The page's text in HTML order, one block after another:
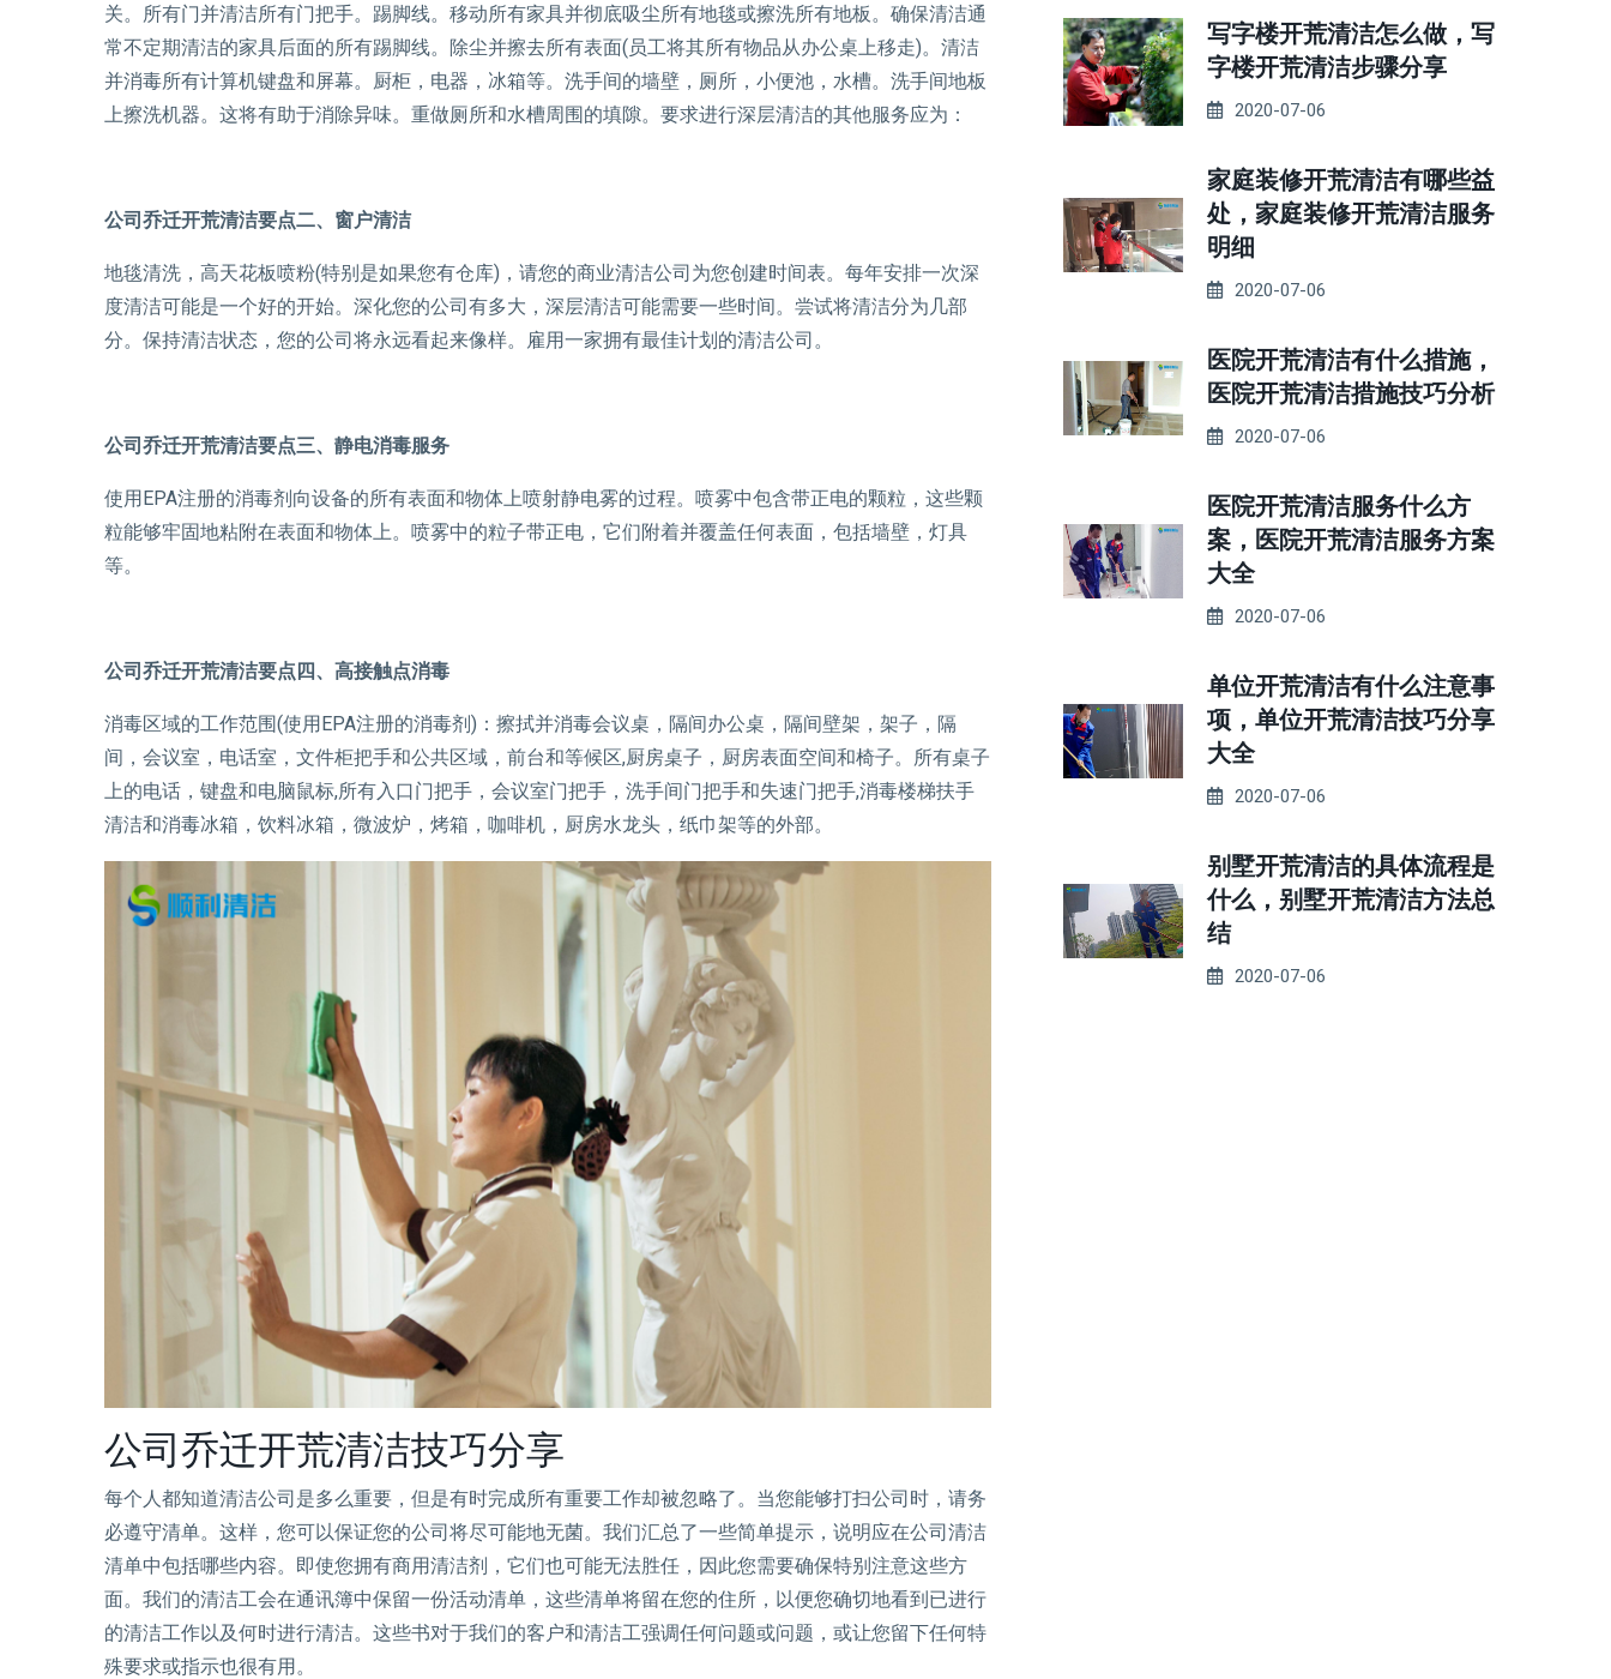
关。所有门并清洁所有门把手。踢脚线。移动所有家具并彻底吸尘所有地毯或擦洗所有地板。确保清洁通
常不定期清洁的家具后面的所有踢脚线。除尘并擦去所有表面(员工将其所有物品从办公桌上移走)。清洁
并消毒所有计算机键盘和屏幕。厨柜，电器，冰箱等。洗手间的墙壁，厕所，小便池，水槽。洗手间地板
上擦洗机器。这将有助于消除异味。重做厕所和水槽周围的填隙。要求进行深层清洁的其他服务应为：
公司乔迁开荒清洁要点二、窗户清洁
地毯清洗，高天花板喷粉(特别是如果您有仓库)，请您的商业清洁公司为您创建时间表。每年安排一次深
度清洁可能是一个好的开始。深化您的公司有多大，深层清洁可能需要一些时间。尝试将清洁分为几部
分。保持清洁状态，您的公司将永远看起来像样。雇用一家拥有最佳计划的清洁公司。
公司乔迁开荒清洁要点三、静电消毒服务
使用EPA注册的消毒剂向设备的所有表面和物体上喷射静电雾的过程。喷雾中包含带正电的颗粒，这些颗
粒能够牢固地粘附在表面和物体上。喷雾中的粒子带正电，它们附着并覆盖任何表面，包括墙壁，灯具
等。
公司乔迁开荒清洁要点四、高接触点消毒
消毒区域的工作范围(使用EPA注册的消毒剂)：擦拭并消毒会议桌，隔间办公桌，隔间壁架，架子，隔
间，会议室，电话室，文件柜把手和公共区域，前台和等候区,厨房桌子，厨房表面空间和椅子。所有桌子
上的电话，键盘和电脑鼠标,所有入口门把手，会议室门把手，洗手间门把手和失速门把手,消毒楼梯扶手
清洁和消毒冰箱，饮料冰箱，微波炉，烤箱，咖啡机，厨房水龙头，纸巾架等的外部。
公司乔迁开荒清洁技巧分享
每个人都知道清洁公司是多么重要，但是有时完成所有重要工作却被忽略了。当您能够打扫公司时，请务
必遵守清单。这样，您可以保证您的公司将尽可能地无菌。我们汇总了一些简单提示，说明应在公司清洁
清单中包括哪些内容。即使您拥有商用清洁剂，它们也可能无法胜任，因此您需要确保特别注意这些方
面。我们的清洁工会在通讯簿中保留一份活动清单，这些清单将留在您的住所，以便您确切地看到已进行
的清洁工作以及何时进行清洁。这些书对于我们的客户和清洁工强调任何问题或问题，或让您留下任何特
殊要求或指示也很有用。
写字楼开荒清洁怎么做，写
字楼开荒清洁步骤分享
2020-07-06
家庭装修开荒清洁有哪些益
处，家庭装修开荒清洁服务
明细
2020-07-06
医院开荒清洁有什么措施，
医院开荒清洁措施技巧分析
2020-07-06
医院开荒清洁服务什么方
案，医院开荒清洁服务方案
大全
2020-07-06
单位开荒清洁有什么注意事
项，单位开荒清洁技巧分享
大全
2020-07-06
别墅开荒清洁的具体流程是
什么，别墅开荒清洁方法总
结
2020-07-06